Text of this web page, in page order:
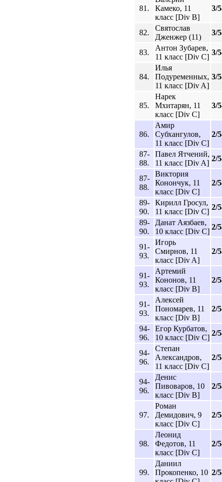
81.
Камеко, 11
класс [Div B]
3/
82.
Святослав
Дженжер (11)
3/
83.
Антон Зубарев,
11 класс [Div C]
3/
84.
Илья
Подуременных,
11 класс [Div A]
3/
85.
Нарек
Мхитарян, 11
класс [Div C]
3/
86.
Амир
Субхангулов,
11 класс [Div C]
2/
87-
88.
Павел Ятчений,
11 класс [Div A]
2/
87-
88.
Виктория
Конончук, 11
класс [Div C]
2/
89-
90.
Кирилл Гросул,
11 класс [Div C]
2/
89-
90.
Данат Аязбаев,
10 класс [Div C]
2/
91-
93.
Игорь
Смирнов, 11
класс [Div A]
2/
91-
93.
Артемий
Кононов, 11
класс [Div B]
2/
91-
93.
Алексей
Пономарев, 11
класс [Div B]
2/
94-
96.
Егор Курбатов,
10 класс [Div C]
2/
94-
96.
Степан
Александров,
11 класс [Div C]
2/
94-
96.
Денис
Пивоваров, 10
класс [Div B]
2/
97.
Роман
Демидович, 9
класс [Div C]
2/
98.
Леонид
Федотов, 11
класс [Div C]
2/
99.
Даниил
Прокопенко, 10 2/